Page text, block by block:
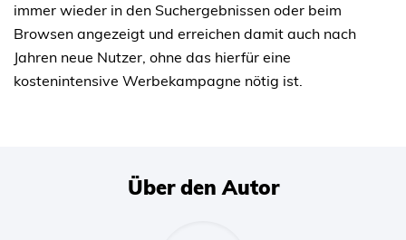
immer wieder in den Suchergebnissen oder beim
Browsen angezeigt und erreichen damit auch nach
Jahren neue Nutzer, ohne das hierfür eine
kostenintensive Werbekampagne nötig ist.
Über den Autor